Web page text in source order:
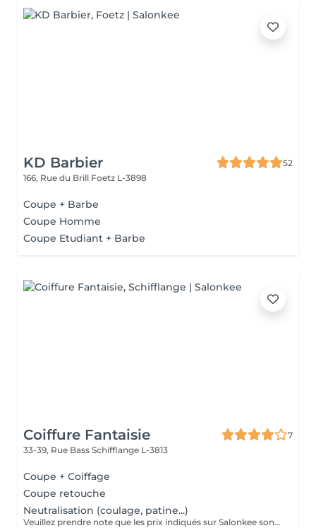
KD Barbier
52
166, Rue du Brill Foetz L-3898
Coupe + Barbe
Coupe Homme
Coupe Etudiant + Barbe
Coiffure Fantaisie
7
33-39, Rue Bass Schifflange L-3813
Coupe + Coiffage
Coupe retouche
Neutralisation (coulage, patine...)
Veuillez prendre note que les prix indiqués sur Salonkee sont communiqués à titre informatif et s'entendent de base. Ces derniers sont susceptibles de varier selon le diagnostic réalisé à votre arrivée au salon et l'expertise du professionnel à qui vous confiez votre beauté. Dans tous les cas, un devis précis vous sera proposé et toutes réalisations de prestations seront effectuées avec votre accord. Un grand merci d'avance pour votre compréhension. Au plaisir de vous recevoir très vite.